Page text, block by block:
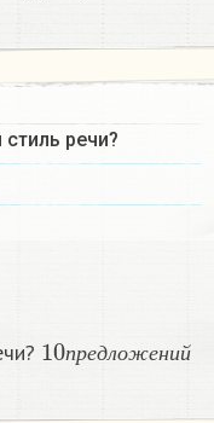
речи?
пре дл о жен и й
10